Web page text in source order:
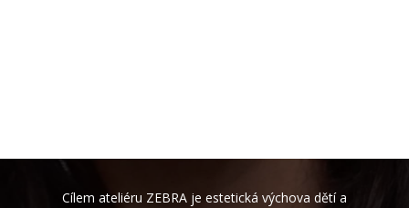
Cílem ateliéru ZEBRA je estetická výchova dětí a